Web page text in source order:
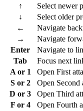
↑
Select newer
↓
Select older
←
Navigate
→
Navigate
Enter
Navigate to
Tab
Focus next
A or 1
Open First
S or 2
Open Second
D or 3
Open Third
F or 4
Open Fourth